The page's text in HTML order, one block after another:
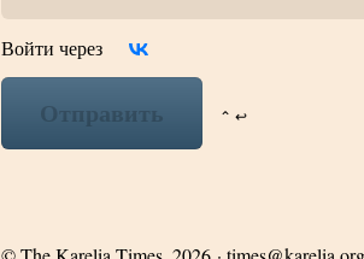
Войти через
Отправить ⌃ ↩